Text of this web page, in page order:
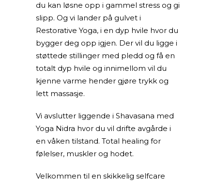
du kan løsne opp i gammel stress og gi
slipp. Og vi lander på gulvet i
Restorative Yoga, i en dyp hvile hvor du
bygger deg opp igjen. Der vil du ligge i
støttede stillinger med pledd og få en
totalt dyp hvile og innimellom vil du
kjenne varme hender gjøre trykk og
lett massasje.
Vi avslutter liggende i Shavasana med
Yoga Nidra hvor du vil drifte avgårde i
en våken tilstand. Total healing for
følelser, muskler og hodet.
Velkommen til en skikkelig selfcare